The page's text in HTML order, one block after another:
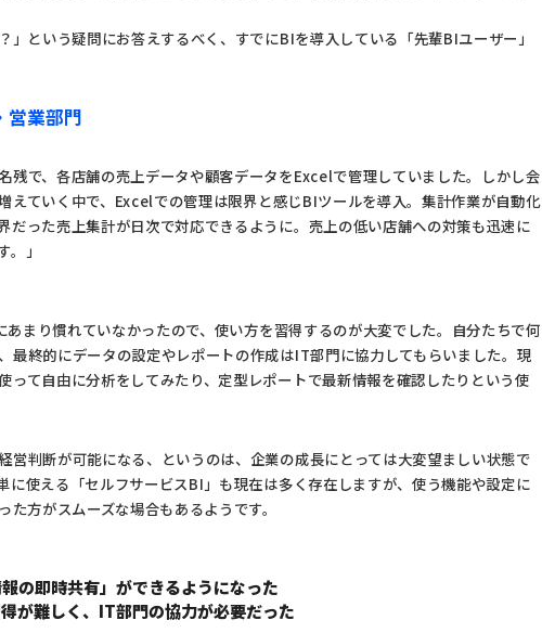
」という疑問にお答えするべく、すでにBIを導入している「先輩BIユーザー」
業部門
残で、各店舗の売上データや顧客データをExcelで管理していました。しかし会
えていく中で、Excelでの管理は限界と感じBIツールを導入。集計作業が自動化
だった売上集計が日次で対応できるように。売上の低い店舗への対策も迅速に
」
あまり慣れていなかったので、使い方を習得するのが大変でした。自分たちで何
最終的にデータの設定やレポートの作成はIT部門に協力してもらいました。現
って自由に分析をしてみたり、定型レポートで最新情報を確認したりという使
営判断が可能になる、というのは、企業の成長にとっては大変望ましい状態で
に使える「セルフサービスBI」も現在は多く存在しますが、使う機能や設定に
方がスムーズな場合もあるようです。
の即時共有」ができるようになった
が難しく、IT部門の協力が必要だった